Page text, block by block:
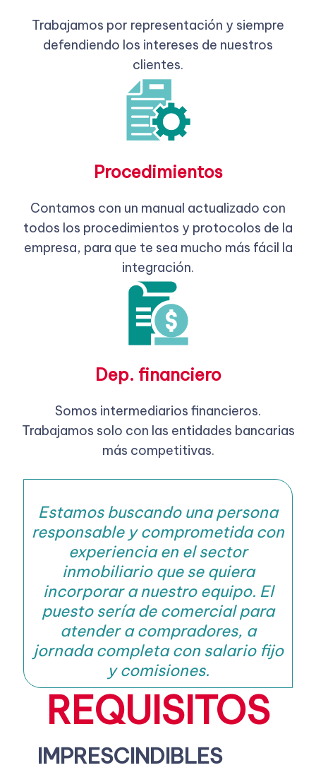
Trabajamos por representación y siempre
defendiendo los intereses de nuestros
clientes.
Procedimientos
Contamos con un manual actualizado con
todos los procedimientos y protocolos de la
empresa, para que te sea mucho más fácil la
integración.
Dep. financiero
Somos intermediarios financieros.
Trabajamos solo con las entidades bancarias
más competitivas.
Estamos buscando una persona
responsable y comprometida con
experiencia en el sector
inmobiliario que se quiera
incorporar a nuestro equipo. El
puesto sería de comercial para
atender a compradores, a
jornada completa con salario fijo
y comisiones.
REQUISITOS
IMPRESCINDIBLES